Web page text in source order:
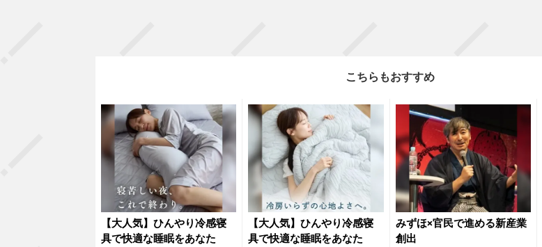
こちらもおすすめ
【大人気】ひんやり冷感寝
具で快適な睡眠をあなた
【大人気】ひんやり冷感寝
具で快適な睡眠をあなた
みずほ×官民で進める新産業
創出